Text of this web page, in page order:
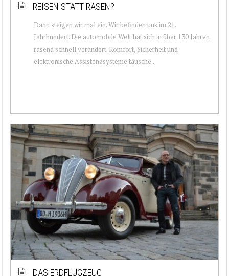
REISEN STATT RASEN?
Dann steigen wir mal ein. Wir befinden uns im 21.
Jahrhundert. Die automobile Welt hat sich in über 130 Jahren
rasend schnell verändert. Komfort, Sicherheit und
elektronische Assistenzsysteme täusche...
DAS ERDFLUGZEUG